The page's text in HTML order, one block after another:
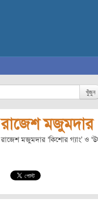
খুঁজুন
রাজেশ মজুমদার
রাজেশ মজুমদার ‘কিশোর গ্যাং’ ও